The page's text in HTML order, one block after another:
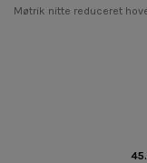
Møtrik nitte reduceret